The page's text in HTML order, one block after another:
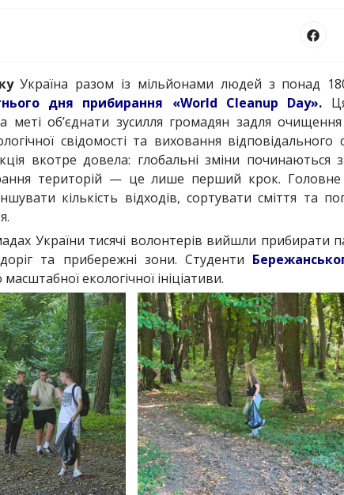
Україна разом із мільйонами людей з понад
дня прибирання «World Cleanup Day».
меті об’єднати зусилля громадян задля
свідомості та виховання відповідального
вкотре довела: глобальні зміни починаються
територій — це лише перший крок.
кількість відходів, сортувати сміття та
України тисячі волонтерів вийшли прибирати
доріг та прибережні зони. Студенти
екологічної ініціативи.